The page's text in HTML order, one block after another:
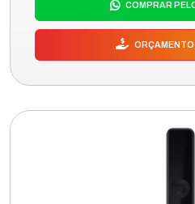
COMPRAR